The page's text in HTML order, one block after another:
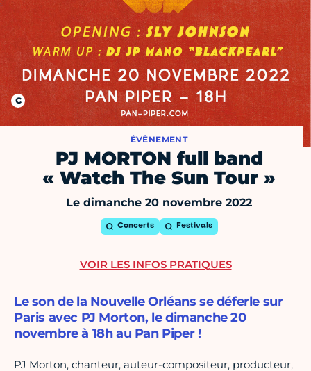
ÉVÈNEMENT
PJ MORTON full band
« Watch The Sun Tour »
Le dimanche 20 novembre 2022
Concerts Festivals
Le son de la Nouvelle Orléans se déferle sur
Paris avec PJ Morton, le dimanche 20
novembre à 18h au Pan Piper !
PJ Morton, chanteur, auteur-compositeur, producteur,
VOIR LES INFOS PRATIQUES